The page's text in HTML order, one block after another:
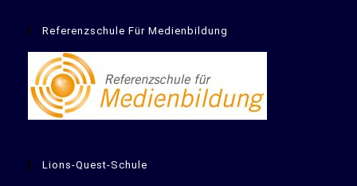
Referenzschule Für Medienbildung
Lions-Quest-Schule